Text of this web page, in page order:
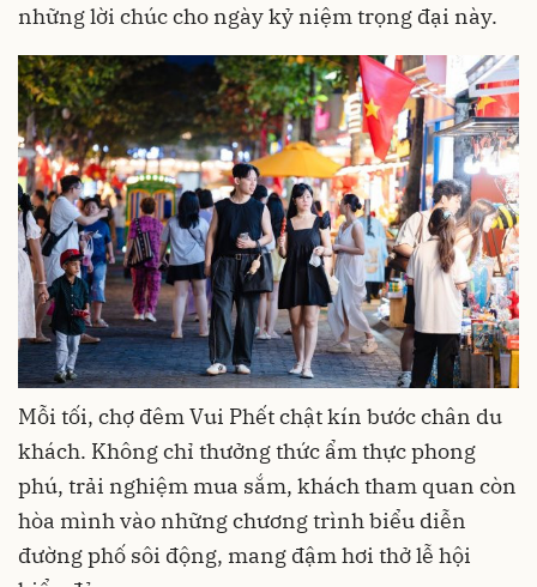
những lời chúc cho ngày kỷ niệm trọng đại này.
Mỗi tối, chợ đêm Vui Phết chật kín bước chân du
khách. Không chỉ thưởng thức ẩm thực phong
phú, trải nghiệm mua sắm, khách tham quan còn
hòa mình vào những chương trình biểu diễn
đường phố sôi động, mang đậm hơi thở lễ hội